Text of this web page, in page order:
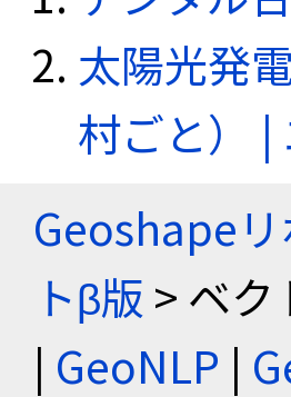
太陽光発
村ごと） |
Geoshapeリ
トβ版 > ベ
| GeoNLP |